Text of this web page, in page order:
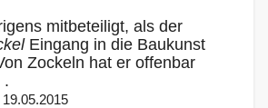
mitbeteiligt, als der
Eingang in die Baukunst
Zockeln hat er offenbar
.
19.05.2015